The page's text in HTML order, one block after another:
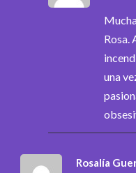
Rosa.
una
Rosalía